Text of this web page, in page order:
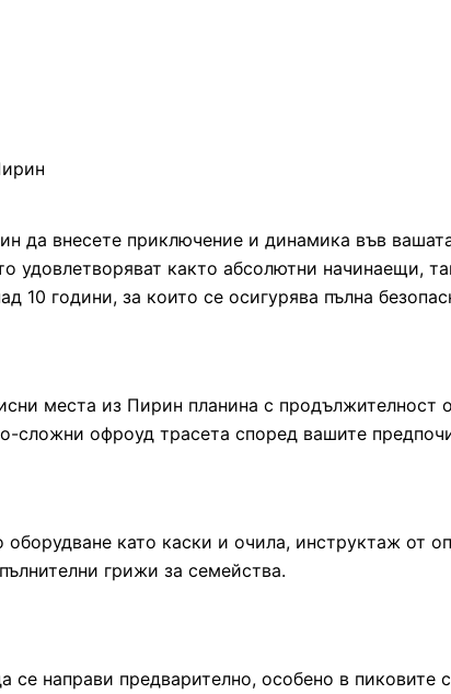
да внесете приключение и динамика във
удовлетворяват както абсолютни начинаещи,
10 години, за които се осигурява пълна
места из Пирин планина с продължителност
сложни офроуд трасета според вашите
като каски и очила, инструктаж от
грижи за семейства.
се направи предварително, особено в